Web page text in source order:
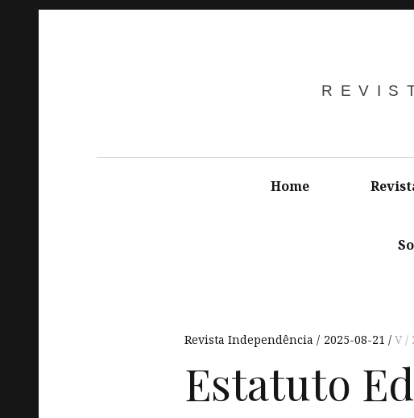
Home
Revista Independência 2025-08-21 V /
Estatuto Ed